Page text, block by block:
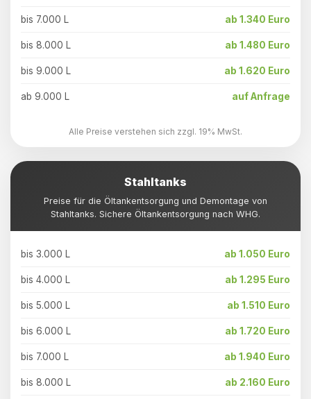
bis 7.000 L ab 1.340 Euro
bis 8.000 L ab 1.480 Euro
bis 9.000 L ab 1.620 Euro
ab 9.000 L auf Anfrage
Alle Preise verstehen sich zzgl. 19% MwSt.
Stahltanks
Preise für die Öltankentsorgung und Demontage von
Stahltanks. Sichere Öltankentsorgung nach WHG.
bis 3.000 L ab 1.050 Euro
bis 4.000 L ab 1.295 Euro
bis 5.000 L ab 1.510 Euro
bis 6.000 L ab 1.720 Euro
bis 7.000 L ab 1.940 Euro
bis 8.000 L ab 2.160 Euro